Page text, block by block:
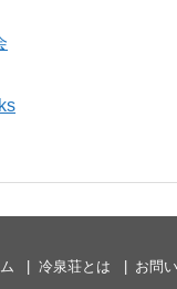
冷泉荘とは
お問